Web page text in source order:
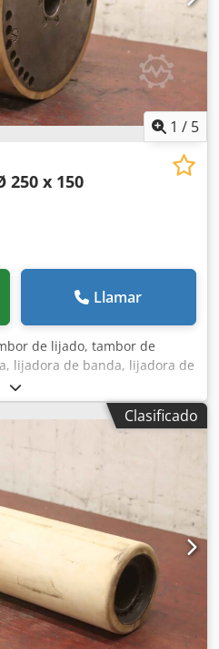
1 / 5
250 x 150
Llamar
de lijado, tambor de
lijadora de banda, lijadora de
rodillos de repuesto,
de rodillos, rodillos
Kurt Ehemann, tambor de
del tambor 150 mm -
Ø 40 mm - Cantidad: 1
Der - Dimensiones:
kg
Clasificado